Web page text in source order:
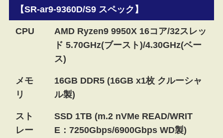
【SR-ar9-9360D/S9 スペック】
CPU
AMD Ryzen9 9950X 16コア/32スレッ
ド 5.70GHz(ブースト)/4.30GHz(ベー
ス)
メモ
リ
16GB DDR5 (16GB x1枚 クルーシャ
ル製)
スト
レー
SSD 1TB (m.2 nVMe READ/WRIT
E：7250Gbps/6900Gbps WD製)